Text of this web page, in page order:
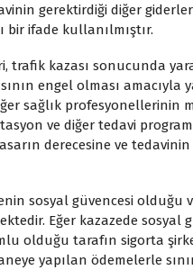
gerektirdiği diğer
bir ifade kullanılmıştır.
trafik kazası sonucunda
engel olması amacıyla
sağlık profesyonellerinin
ve diğer tedavi
derecesine ve
sosyal güvencesi olduğu
Eğer kazazede sosyal
olduğu tarafın sigorta
yapılan ödemelerle